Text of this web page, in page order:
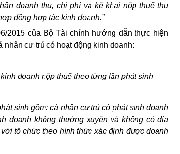
doanh thu, chi phí và kê khai nộp thuế thu
đồng hợp tác kinh doanh.”
2015 của Bộ Tài chính hướng dẫn thực hiện
nhân cư trú có hoạt động kinh doanh:
doanh nộp thuế theo từng lần phát sinh
sinh gồm: cá nhân cư trú có phát sinh doanh
doanh không thường xuyên và không có địa
tổ chức theo hình thức xác định được doanh